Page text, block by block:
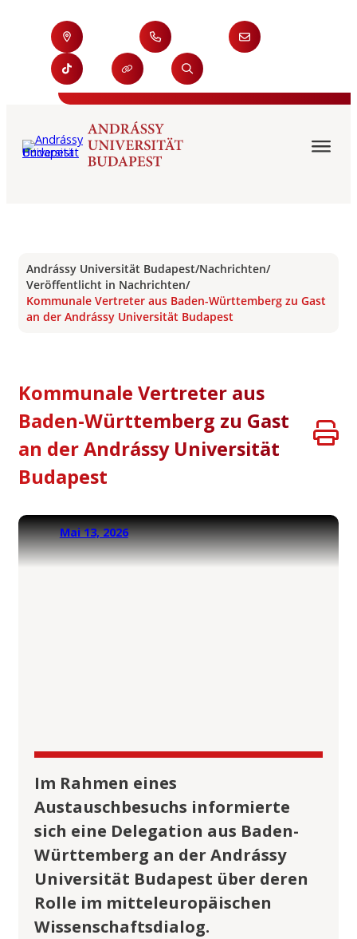
Andrássy Universität Budapest/Nachrichten/
Veröffentlicht in Nachrichten/
Kommunale Vertreter aus Baden-Württemberg zu Gast
an der Andrássy Universität Budapest
Kommunale Vertreter aus
Baden-Württemberg zu Gast
an der Andrássy Universität
Budapest
Mai 13, 2026
Im Rahmen eines
Austauschbesuchs informierte
sich eine Delegation aus Baden-
Württemberg an der Andrássy
Universität Budapest über deren
Rolle im mitteleuropäischen
Wissenschaftsdialog.